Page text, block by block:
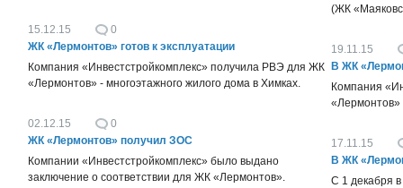
15.12.15
0
ЖК «Лермонтов» готов к эксплуатации
Компания «Инвестстройкомплекс» получила РВЭ для ЖК
«Лермонтов» - многоэтажного жилого дома в Химках.
02.12.15
0
ЖК «Лермонтов» получил ЗОС
Компании «Инвестстройкомплекс» было выдано
заключение о соответствии для ЖК «Лермонтов».
(ЖК
19.11.15
В ЖК
Компания
17.11.15
В ЖК
С 1 декабря